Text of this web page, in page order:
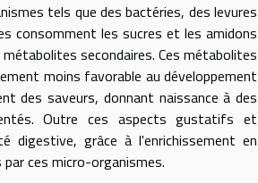
tels que des bactéries, des levures
consomment les sucres et les amidons
secondaires. Ces métabolites
moins favorable au développement
des saveurs, donnant naissance à des
Outre ces aspects gustatifs et
digestive, grâce à l'enrichissement en
ces micro-organismes.